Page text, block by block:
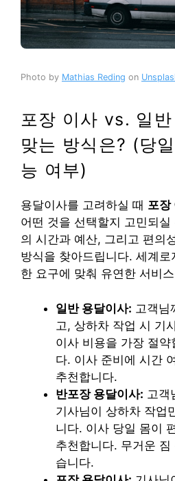
Photo by Mathias Reding on
포장 이사 vs. 일
맞는 방식은? (당
능 여부)
용달이사를 고려하실 때 포장
어떤 것을 선택할지 고민되
의 시간과 예산, 그리고 편의
방식을 찾아드립니다. 세계
한 요구에 맞춰 유연한 서비
일반 용달이사: 고객님
고, 상하차 작업 시 기
이사 비용을 가장 절
다. 이사 준비에 시간
추천합니다.
반포장 용달이사: 고객
기사님이 상하차 작업
니다. 이사 당일 몸이
추천합니다. 무거운
습니다.